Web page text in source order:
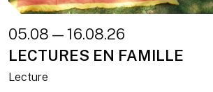
05.08 — 16.08.26
LECTURES EN FAMILLE
Lecture